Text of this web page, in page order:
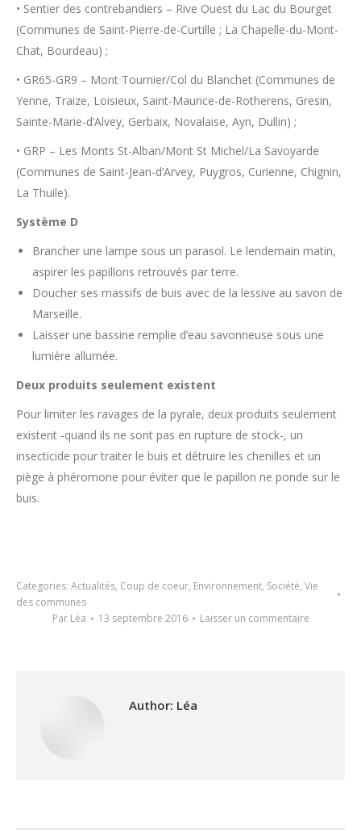
• Sentier des contrebandiers – Rive Ouest du Lac du Bourget
(Communes de Saint-Pierre-de-Curtille ; La Chapelle-du-Mont-
Chat, Bourdeau) ;
• GR65-GR9 – Mont Tournier/Col du Blanchet (Communes de
Yenne, Traize, Loisieux, Saint-Maurice-de-Rotherens, Gresin,
Sainte-Marie-d’Alvey, Gerbaix, Novalaise, Ayn, Dullin) ;
• GRP – Les Monts St-Alban/Mont St Michel/La Savoyarde
(Communes de Saint-Jean-d’Arvey, Puygros, Curienne, Chignin,
La Thuile).
Système D
Brancher une lampe sous un parasol. Le lendemain matin,
aspirer les papillons retrouvés par terre.
Doucher ses massifs de buis avec de la lessive au savon de
Marseille.
Laisser une bassine remplie d’eau savonneuse sous une
lumière allumée.
Deux produits seulement existent
Pour limiter les ravages de la pyrale, deux produits seulement
existent -quand ils ne sont pas en rupture de stock-, un
insecticide pour traiter le buis et détruire les chenilles et un
piège à phéromone pour éviter que le papillon ne ponde sur le
buis.
Categories: Actualités, Coup de coeur, Environnement, Société, Vie
des communes
Par Léa 13 septembre 2016 Laisser un commentaire
Author: Léa